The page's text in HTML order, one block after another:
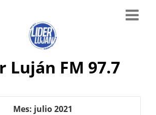
Luján FM 97.7
Mes: julio 2021